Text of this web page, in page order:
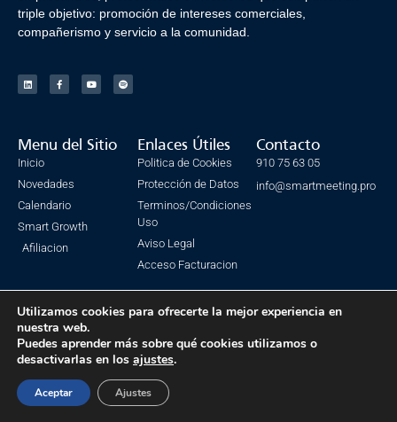
triple objetivo: promoción de intereses comerciales,
compañerismo y servicio a la comunidad.
Menu del Sitio
Inicio
Novedades
Calendario
Smart Growth
Afiliacion
Enlaces Útiles
Politica de Cookies
Protección de Datos
Terminos/Condiciones
Uso
Aviso Legal
Acceso Facturacion
Contacto
910 75 63 05
info@smartmeeting.pro
© Todos los derechos reservados. SmartMeeting 2023
Made with ❤ by IsmaSEO
Utilizamos cookies para ofrecerte la mejor experiencia en
nuestra web.
Puedes aprender más sobre qué cookies utilizamos o
desactivarlas en los ajustes.
Aceptar Ajustes